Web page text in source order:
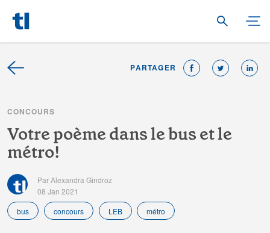
PARTAGER
CONCOURS
Votrepoèmedanslebusetle
métro!
Par Alexandra Gindroz
08 Jan 2021
bus
concours LEB métro